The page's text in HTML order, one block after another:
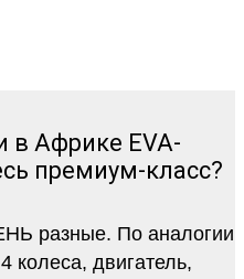
в Африке EVA-
премиум-класс?
разные. По аналогии
колеса, двигатель,